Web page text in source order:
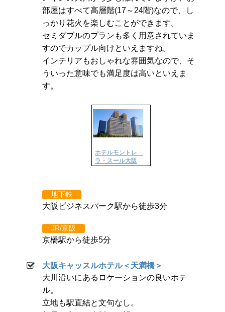
部屋はすべて高層階(17～24階)なので、し
っかり花火を楽しむことができます。
セミダブルのプランも多く用意されていま
すのでカップル向けといえますね。
インテリアもおしゃれな雰囲気なので、そ
ういった意味でも満足度は高いといえま
す。
ホテルモントレ
ラ・スール大阪
地下鉄
大阪ビジネスパーク駅から徒歩3分
JR/京阪
京橋駅から徒歩5分
大阪キャッスルホテル＜天満橋＞
大川沿いにあるロケーションの良いホテ
ル。
立地も駅直結と文句なし。